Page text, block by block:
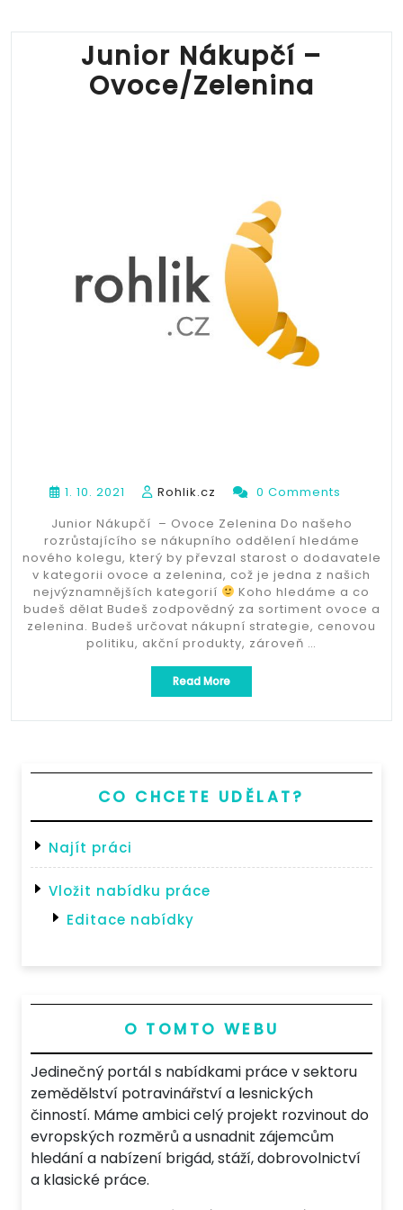
Junior Nákupčí –
Ovoce/Zelenina
1. 10. 2021 Rohlik.cz
0 Comments
Junior Nákupčí – Ovoce Zelenina Do našeho
rozrůstajícího se nákupního oddělení hledáme
nového kolegu, který by převzal starost o dodavatele
v kategorii ovoce a zelenina, což je jedna z našich
nejvýznamnějších kategorií
Koho hledáme a co
budeš dělat Budeš zodpovědný za sortiment ovoce a
zelenina. Budeš určovat nákupní strategie, cenovou
politiku, akční produkty, zároveň …
Read More„Junior
Nákupčí
CO CHCETE UDĚLAT?
Najít práci
Vložit nabídku práce
Editace nabídky
O TOMTO WEBU
Jedinečný portál s nabídkami práce v sektoru
zemědělství potravinářství a lesnických
činností. Máme ambici celý projekt rozvinout do
evropských rozměrů a usnadnit zájemcům
hledání a nabízení brigád, stáží, dobrovolnictví
a klasické práce.